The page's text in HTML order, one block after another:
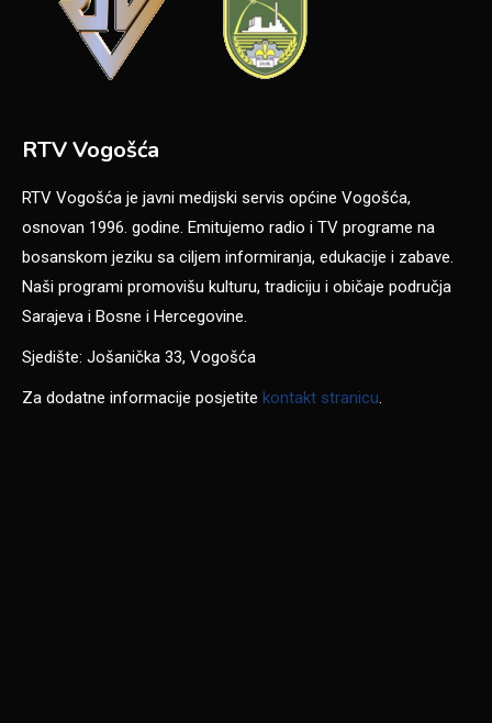
RTV Vogošća
RTV Vogošća je javni medijski servis općine Vogošća,
osnovan 1996. godine. Emitujemo radio i TV programe na
bosanskom jeziku sa ciljem informiranja, edukacije i zabave.
Naši programi promovišu kulturu, tradiciju i običaje područja
Sarajeva i Bosne i Hercegovine.
Sjedište: Jošanička 33, Vogošća
Za dodatne informacije posjetite kontakt stranicu.